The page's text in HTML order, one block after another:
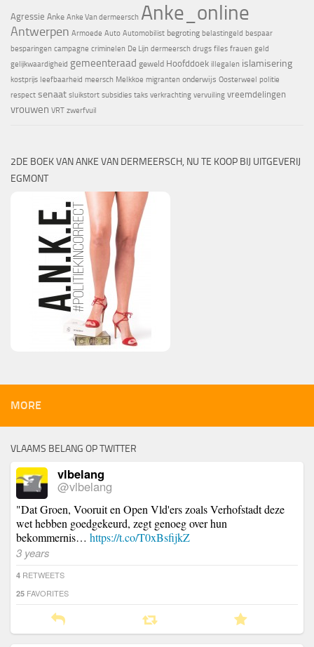
Agressie Anke Anke Van dermeersch Anke_online
Antwerpen Armoede Auto Automobilist begroting belastingeld bespaar
besparingen campagne criminelen De Lijn dermeersch drugs files frauen geld
gelijkwaardigheid gemeenteraad geweld Hoofddoek illegalen islamisering
kostprijs leefbaarheid meersch Melkkoe migranten onderwijs Oosterweel politie
respect senaat sluikstort subsidies taks verkrachting vervuiling vreemdelingen
vrouwen VRT zwerfvuil
2DE BOEK VAN ANKE VAN DERMEERSCH, NU TE KOOP BIJ UITGEVERIJ
EGMONT
MORE
VLAAMS BELANG OP TWITTER
vlbelang
@vlbelang
"Dat Groen, Vooruit en Open Vld'ers zoals Verhofstadt deze
wet hebben goedgekeurd, zegt genoeg over hun
bekommernis… https://t.co/T0xBsfijkZ
3 years
4 RETWEETS
25 FAVORITES